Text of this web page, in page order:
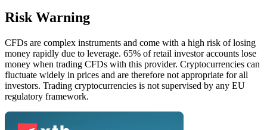
Risk Warning
CFDs are complex instruments and come with a high risk of losing
money rapidly due to leverage. 65% of retail investor accounts lose
money when trading CFDs with this provider. Cryptocurrencies can
fluctuate widely in prices and are therefore not appropriate for all
investors. Trading cryptocurrencies is not supervised by any EU
regulatory framework.